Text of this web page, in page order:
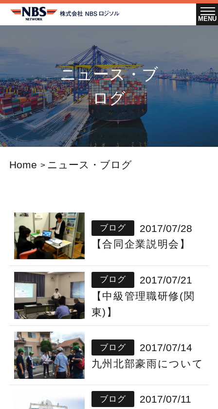
ニュース・ブ
ログ
Home ニュース・ブログ
ブログ
2017/07/28
【合同企業説明会】
ブログ
2017/07/21
【中級管理職研修(関
東)】
ブログ
2017/07/14
九州北部豪雨について
ブログ
2017/07/11